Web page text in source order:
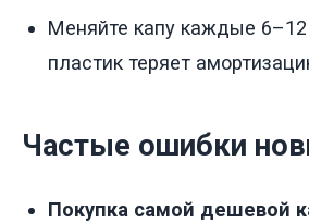
Меняйте капу каждые
пластик теряет
Частые ошибки
Покупка самой дешевой